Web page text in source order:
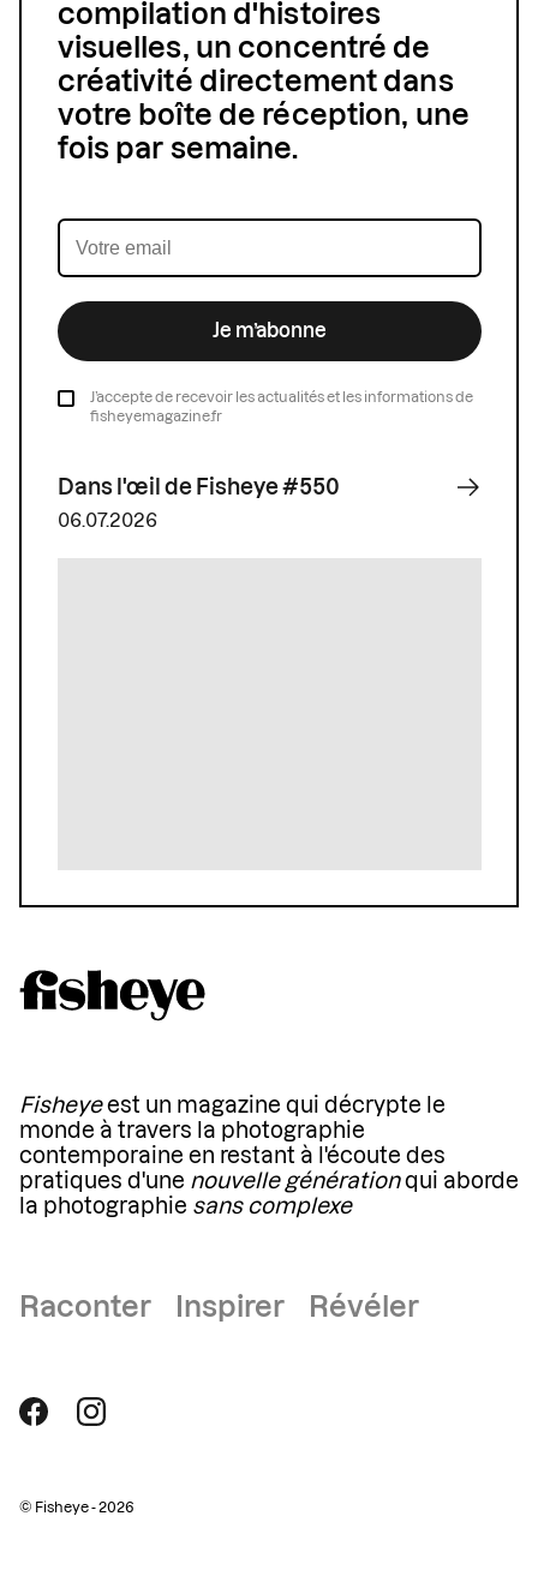
compilation d'histoires
visuelles, un concentré de
créativité directement dans
votre boîte de réception, une
fois par semaine.
Je m’abonne
J’accepte de recevoir les actualités et les informations de
fisheyemagazine.fr
Dans l'œil de Fisheye #550
06.07.2026
Fisheyeest un magazine qui décrypte le
monde à travers la photographie
contemporaine en restant à l'écoute des
pratiques d'une nouvelle générationqui aborde
la photographie sans complexe
Raconter Inspirer Révéler
© Fisheye - 2026